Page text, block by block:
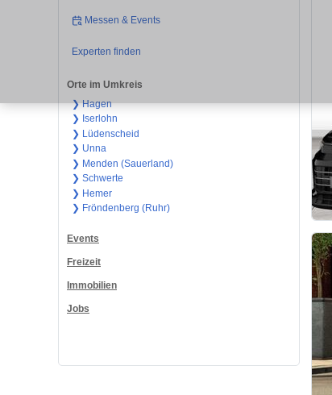
Messen & Events
Experten finden
Orte im Umkreis
❯ Hagen
❯ Iserlohn
❯ Lüdenscheid
❯ Unna
❯ Menden (Sauerland)
❯ Schwerte
❯ Hemer
❯ Fröndenberg (Ruhr)
Events
Freizeit
Immobilien
Jobs